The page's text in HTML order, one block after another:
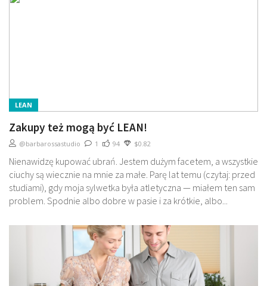
LEAN
Zakupy też mogą być LEAN!
@barbarossastudio 1 94 $0.82
Nienawidzę kupować ubrań. Jestem dużym facetem, a wszystkie
ciuchy są wiecznie na mnie za małe. Parę lat temu (czytaj: przed
studiami), gdy moja sylwetka była atletyczna — miałem ten sam
problem. Spodnie albo dobre w pasie i za krótkie, albo...